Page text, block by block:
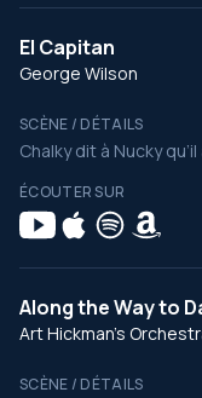
El Capitan
George Wilson
SCÈNE / DÉTAILS
Chalky dit à Nucky
ÉCOUTER SUR
Along the Way to
Art Hickman's
SCÈNE / DÉTAILS